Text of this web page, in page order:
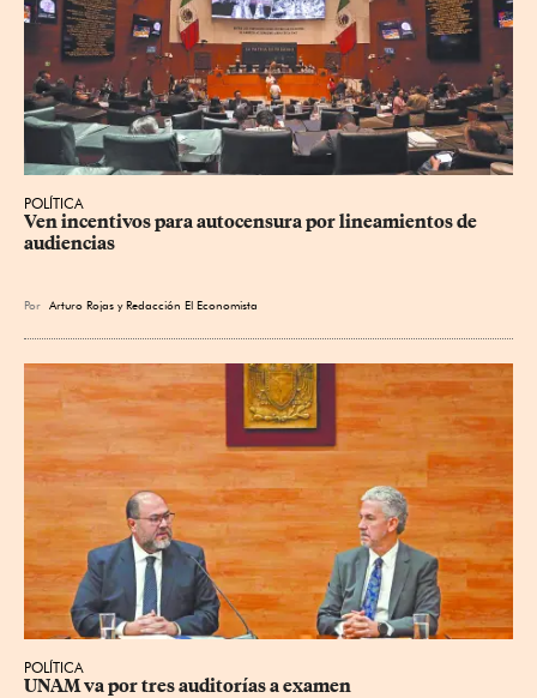
POLÍTICA
Ven incentivos para autocensura por lineamientos de
audiencias
Por Arturo Rojas yRedacción El Economista
POLÍTICA
UNAM va por tres auditorías a examen